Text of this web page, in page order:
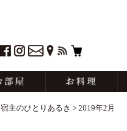
宿主のひとりあるき > 2019年2月